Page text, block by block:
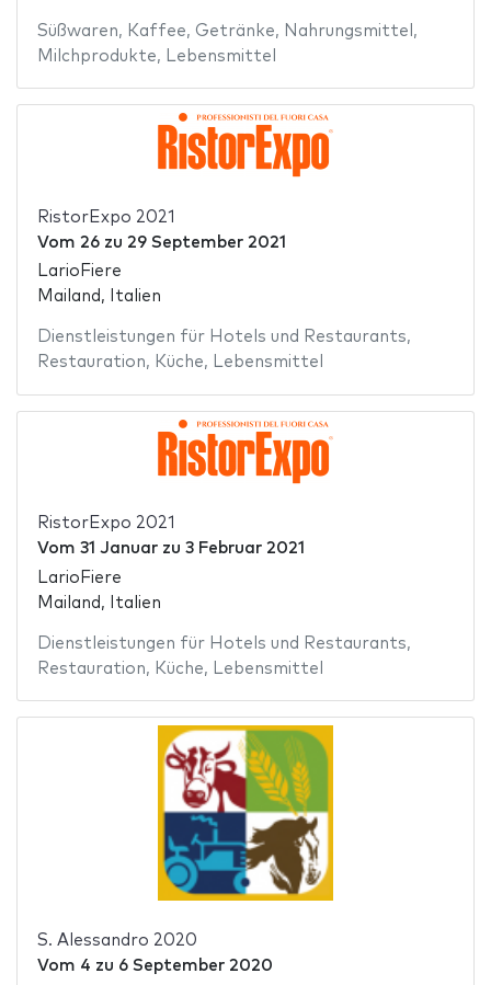
Süßwaren, Kaffee, Getränke, Nahrungsmittel ,
Milchprodukte, Lebensmittel
RistorExpo 2021
Vom 26zu 29 September 2021
LarioFiere
Mailand, Italien
Dienstleistungen für Hotels und Restaurants,
Restauration, Küche, Lebensmittel
RistorExpo 2021
Vom 31 Januarzu 3 Februar 2021
LarioFiere
Mailand, Italien
Dienstleistungen für Hotels und Restaurants,
Restauration, Küche, Lebensmittel
S. Alessandro 2020
Vom 4 zu 6 September 2020